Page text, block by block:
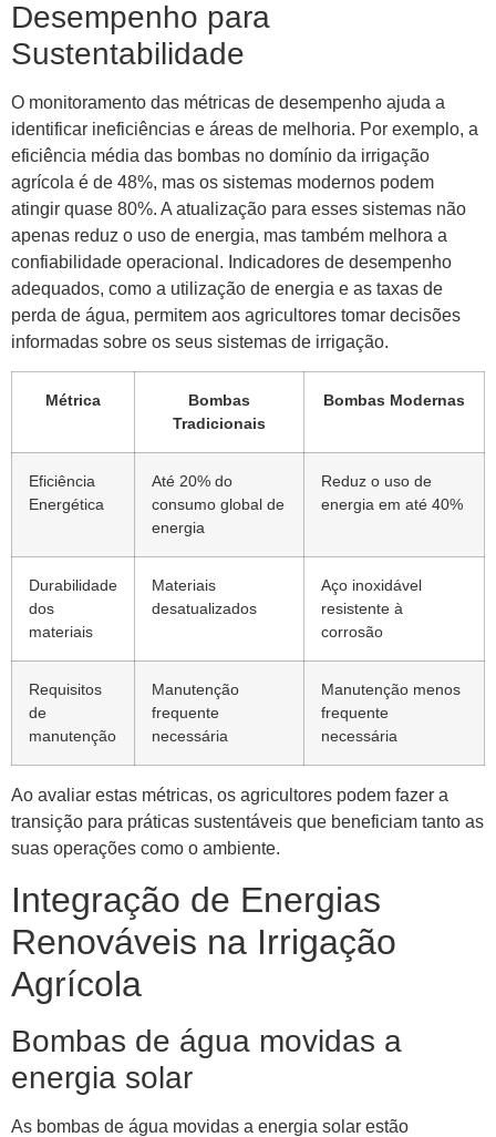
Desempenho para
Sustentabilidade
O monitoramento das métricas de desempenho ajuda a
identificar ineficiências e áreas de melhoria. Por exemplo, a
eficiência média das bombas no domínio da irrigação
agrícola é de 48%, mas os sistemas modernos podem
atingir quase 80%. A atualização para esses sistemas não
apenas reduz o uso de energia, mas também melhora a
confiabilidade operacional. Indicadores de desempenho
adequados, como a utilização de energia e as taxas de
perda de água, permitem aos agricultores tomar decisões
informadas sobre os seus sistemas de irrigação.
Métrica
Bombas
Tradicionais
Bombas Modernas
Eficiência
Energética
Até 20% do
consumo global de
energia
Reduz o uso de
energia em até 40%
Durabilidade
dos
materiais
Materiais
desatualizados
Aço inoxidável
resistente à
corrosão
Requisitos
de
manutenção
Manutenção
frequente
necessária
Manutenção menos
frequente
necessária
Ao avaliar estas métricas, os agricultores podem fazer a
transição para práticas sustentáveis ​​que beneficiam tanto as
suas operações como o ambiente.
Integração de Energias
Renováveis ​​na Irrigação
Agrícola
Bombas de água movidas a
energia solar
As bombas de água movidas a energia solar estão